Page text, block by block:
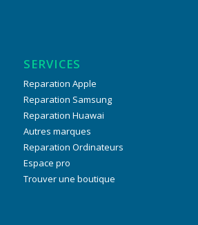
SERVICES
Reparation Apple
Reparation Samsung
Reparation Huawai
Autres marques
Reparation Ordinateurs
Espace pro
Trouver une boutique